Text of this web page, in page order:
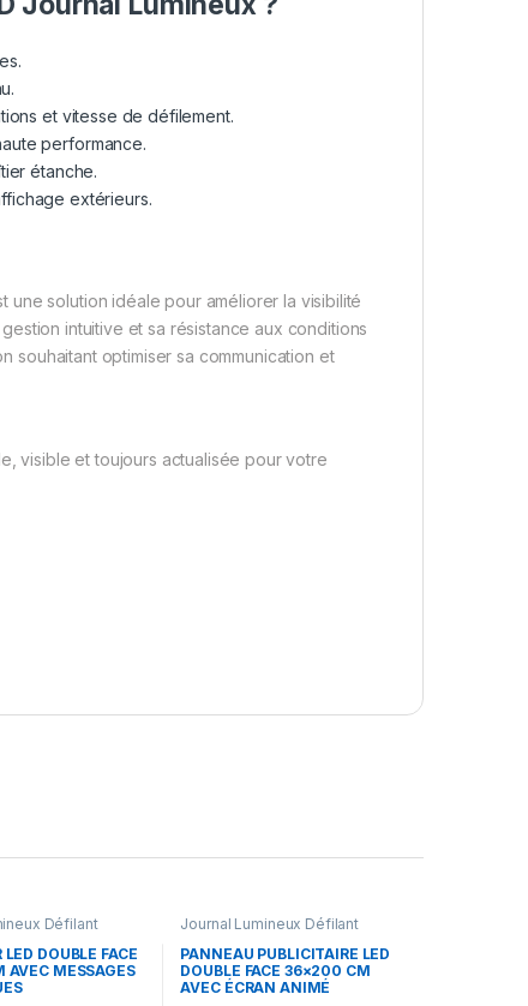
et vitesse de défilement.
performance.
étanche.
extérieurs.
une solution idéale pour améliorer la visibilité
intuitive et sa résistance aux conditions
souhaitant optimiser sa communication et
visible et toujours actualisée pour votre
Défilant
LED DOUBLE FACE
MESSAGES
Journal Lumineux Défilant
PANNEAU PUBLICITAIRE LED
DOUBLE FACE 36×200 CM
AVEC ÉCRAN ANIMÉ